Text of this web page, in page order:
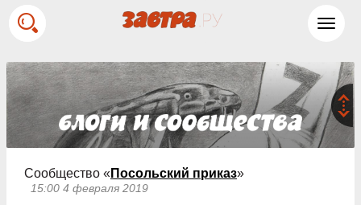
Сообщество « Посольский приказ»
15:00 4 февраля 2019